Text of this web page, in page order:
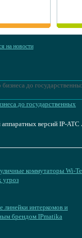
на новости
до государственных
версий IP-АТС
коммутаторы Wi-
угроз
линейки интеркомов и
брендом IPmatika